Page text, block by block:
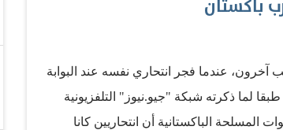
عندما فجر انتحاري نفسه عند البوابة
لما ذكرته شبكة "جيو.نيوز" التلفزيونية
المسلحة الباكستانية أن انتحاريين كانا